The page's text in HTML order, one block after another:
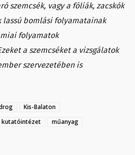
szemcsék, vagy a fóliák, zacskók
lassú bomlási folyamatainak
folyamatok
a szemcséket a vizsgálatok
szervezetében is
Kis-Balaton
kutatóintézet
műanyag